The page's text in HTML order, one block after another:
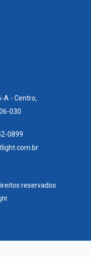
A - Centro,
030
0899
reservados